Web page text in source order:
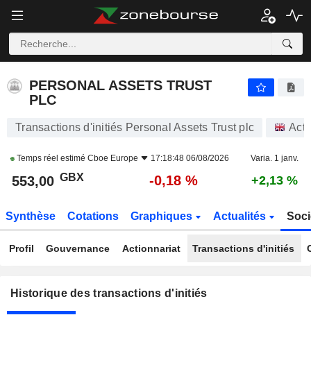
PERSONAL ASSETS TRUST PLC
PERSONAL ASSETS TRUST
PLC
Transactions d'initiés Personal Assets Trust plc
Temps réel estimé Cboe Europe 17:18:48 06/08/2026 Varia. 1 janv.
553,00 GBX -0,18 % +2,13 %
Synthèse Cotations Graphiques Actualités
Profil Gouvernance Actionnariat Transactions d'initiés
Historique des transactions d'initiés